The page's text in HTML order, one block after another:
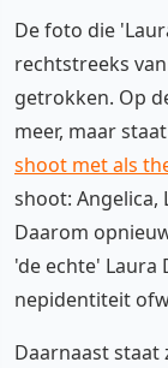
De foto die
rechtstreeks
getrokken. Op
meer, maar
shoot met als
shoot: Angelica,
Daarom
'de echte' Laura
nepidentiteit
Daarnaast staat